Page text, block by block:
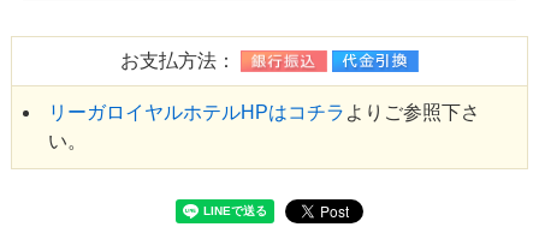
お支払方法：
リーガロイヤルホテルHPはコチラ よりご参照下さ
い。